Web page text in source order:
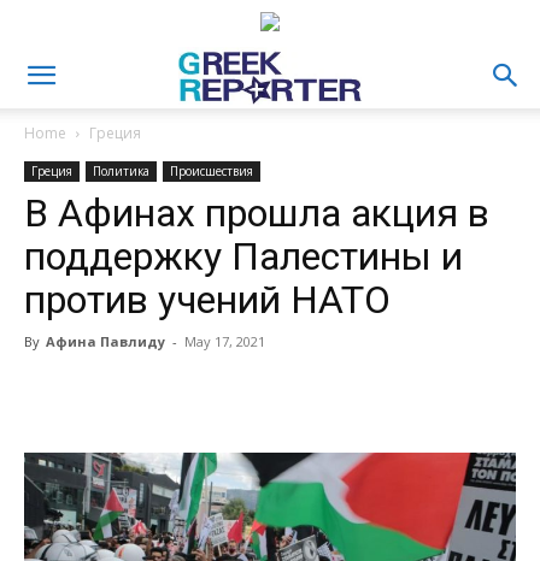
Home Греция
Греция Политика Происшествия
В Афинах прошла акция в
поддержку Палестины и
против учений НАТО
By Афина Павлиду - May 17, 2021